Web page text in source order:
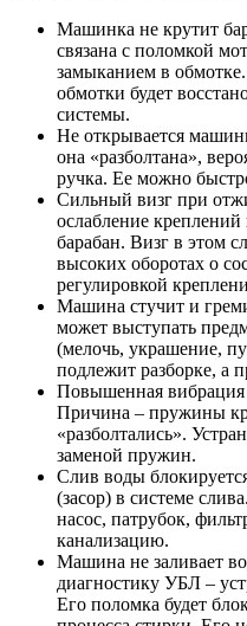
Машинка не крутит
связана с поломкой
замыканием в
обмотки будет
системы.
Не открывается
она «разболтана»,
ручка. Ее можно
Сильный визг при
ослабление
барабан. Визг в этом
высоких оборотах о
регулировкой
Машина стучит и
может выступать
(мелочь, украшение,
подлежит разборке, а
Повышенная
Причина – пружины
«разболтались».
заменой пружин.
Слив воды
(засор) в системе
насос, патрубок,
канализацию.
Машина не заливает
диагностику УБЛ –
Его поломка будет